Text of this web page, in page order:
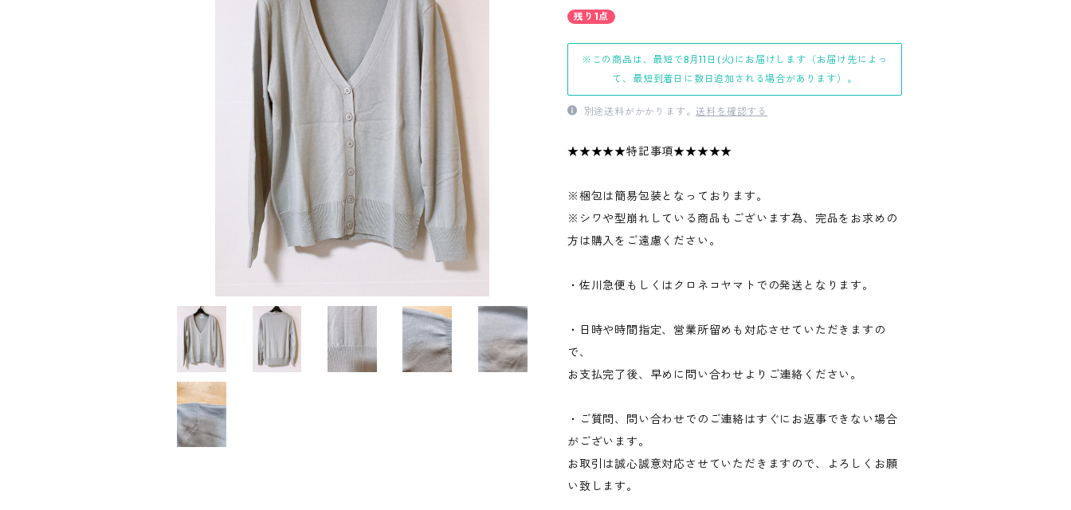
残り1点
※この商品は、最短で8月11日(火)にお届けします（お届け先によっ
て、最短到着日に数日追加される場合があります）。
別途送料がかかります。送料を確認する
★★★★★特記事項★★★★★
※梱包は簡易包装となっております。
※シワや型崩れしている商品もございます為、完品をお求めの
方は購入をご遠慮ください。
・佐川急便もしくはクロネコヤマトでの発送となります。
・日時や時間指定、営業所留めも対応させていただきますの
で、
お支払完了後、早めに問い合わせよりご連絡ください。
・ご質問、問い合わせでのご連絡はすぐにお返事できない場合
がございます。
お取引は誠心誠意対応させていただきますので、よろしくお願
い致します。